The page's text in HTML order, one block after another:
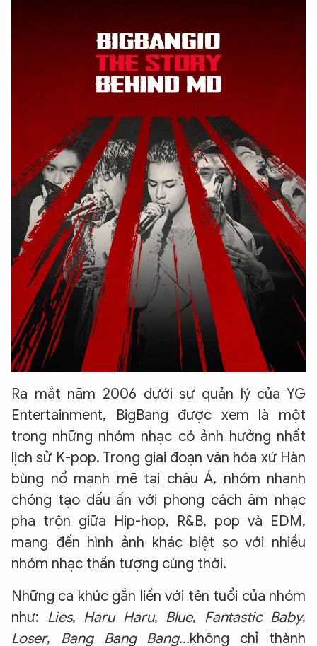
Ra mắt năm 2006 dưới sự quản lý của YG
Entertainment, BigBang được xem là một
trong những nhóm nhạc có ảnh hưởng nhất
lịch sử K-pop. Trong giai đoạn văn hóa xứ Hàn
bùng nổ mạnh mẽ tại châu Á, nhóm nhanh
chóng tạo dấu ấn với phong cách âm nhạc
pha trộn giữa Hip-hop, R&B, pop và EDM,
mang đến hình ảnh khác biệt so với nhiều
nhóm nhạc thần tượng cùng thời.
Những ca khúc gắn liền với tên tuổi của nhóm
như: Lies, Haru Haru, Blue, Fantastic Baby,
Loser, Bang Bang Bang...không chỉ thành